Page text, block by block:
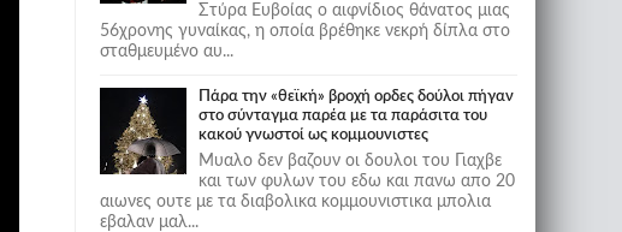
Στύρα Ευβοίας ο αιφνίδιος θάνατος μιας
56χρονης γυναίκας, η οποία βρέθηκε νεκρή δίπλα στο
σταθμευμένο αυ...
Πάρα την «θεϊκή» βροχή ορδες δούλοι πήγαν
στο σύνταγμα παρέα με τα παράσιτα του
κακού γνωστοί ως κομμουνιστες
Μυαλο δεν βαζουν οι δουλοι του Γιαχβε
και των φυλων του εδω και πανω απο 20
αιωνες ουτε με τα διαβολικα κομμουνιστικα μπολια
εβαλαν μαλ...